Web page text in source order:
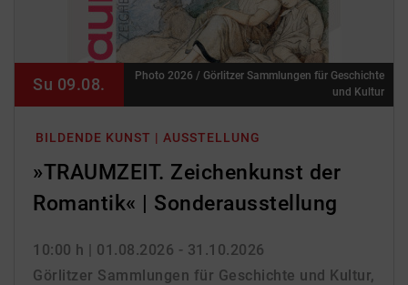
BILDENDE KUNST | AUSSTELLUNG
»TRAUMZEIT. Zeichenkunst der
Romantik« | Sonderausstellung
10:00 h | 01.08.2026 - 31.10.2026
Görlitzer Sammlungen für Geschichte und Kultur,
Su 09.08.
Photo 2026 / Görlitzer Sammlungen für Geschichte
und Kultur